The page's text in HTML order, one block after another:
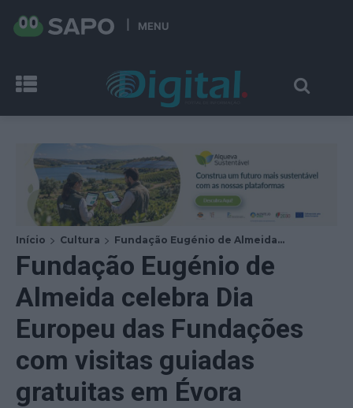
MENU
Início Cultura Fundação Eugénio de Almeida...
Fundação Eugénio de
Almeida celebra Dia
Europeu das Fundações
com visitas guiadas
gratuitas em Évora